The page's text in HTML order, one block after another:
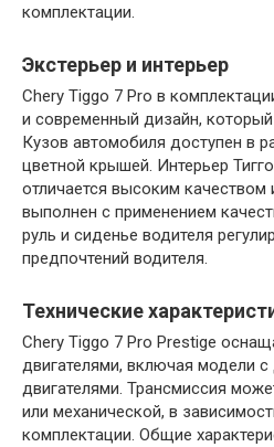
комплектации.
Экстерьер и интерьер
Chery Tiggo 7 Pro в
и современный дизайн,
Кузов автомобиля доступен в
цветной крышей. Интерьер
отличается высоким
выполнен с применением
руль и сиденье водителя
предпочтений водителя.
Технические
Chery Tiggo 7 Pro Prestige
двигателями, включая модели
двигателями. Трансмиссия
или механической, в
комплектации. Общие